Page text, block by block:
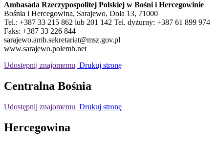
Ambasada Rzeczypospolitej Polskiej w Bośni i Hercegowinie
Bośnia i Hercegowina, Sarajewo, Dola 13, 71000
Tel.: +387 33 215 862 lub 201 142 Tel. dyżurny: +387 61 899 974
Faks: +387 33 226 844
sarajewo.amb.sekretariat@msz.gov.pl
www.sarajewo.polemb.net
Udostępnij znajomemu Drukuj stronę
Centralna Bośnia
Udostępnij znajomemu Drukuj stronę
Hercegowina